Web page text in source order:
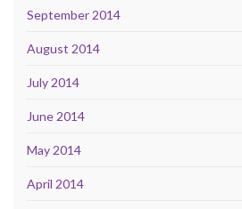
September 2014
August 2014
July 2014
June 2014
May 2014
April 2014